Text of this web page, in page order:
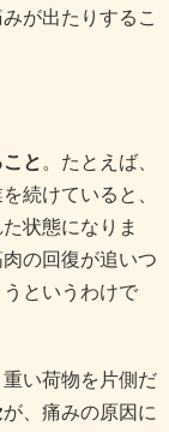
が出たりするこ
と 。たとえば、
続けていると、
状態になりま
の回復が追いつ
というわけで
い荷物を片側だ
が、痛みの原因に